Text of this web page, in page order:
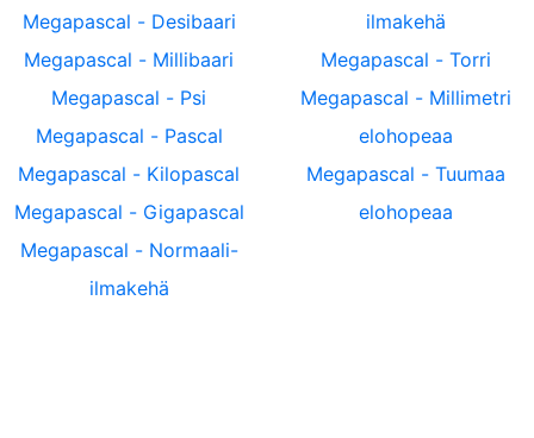
Megapascal - Desibaari
Megapascal - Millibaari
Megapascal - Psi
Megapascal - Pascal
Megapascal - Kilopascal
Megapascal - Gigapascal
Megapascal - Normaali-
ilmakehä
ilmakehä
Megapascal - Torri
Megapascal - Millimetri
elohopeaa
Megapascal - Tuumaa
elohopeaa